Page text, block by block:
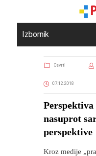
Izbornik
Osvrti
07.12.2018
nasuprot
perspektive
Kroz medije